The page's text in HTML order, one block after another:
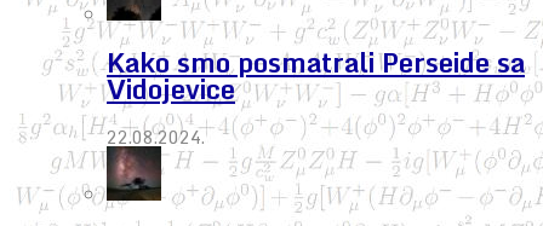
Kako smo posmatrali Perseide sa
Vidojevice
22.08.2024.